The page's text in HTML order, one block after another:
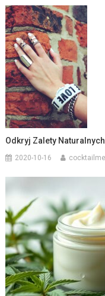
Odkryj Zalety
2020-10-16